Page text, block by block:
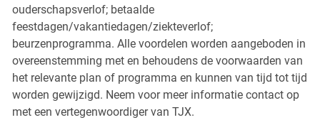
ouderschapsverlof; betaalde
feestdagen/vakantiedagen/ziekteverlof;
beurzenprogramma. Alle voordelen worden aangeboden in
overeenstemming met en behoudens de voorwaarden van
het relevante plan of programma en kunnen van tijd tot tijd
worden gewijzigd. Neem voor meer informatie contact op
met een vertegenwoordiger van TJX.